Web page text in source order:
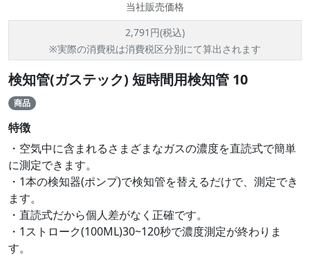
当社販売価格
2,791円(税込)
※実際の消費税は消費税区分別にて算出されます
検知管(ガステック) 短時間用検知管 10
商品
特徴
・空気中に含まれるさまざまなガスの濃度を直読式で簡単
に測定できます。
・1本の検知器(ポンプ)で検知管を替えるだけで、測定でき
ます。
・直読式だから個人差がなく正確です。
・1ストローク(100ML)30~120秒で濃度測定が終わりま
す。